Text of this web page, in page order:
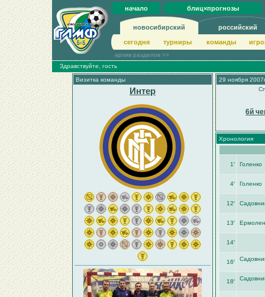
начало блиц×прогнозы
новосибирский российский
сегодня турниры команды
архив разделов >>
Здравствуйте, гость
Визитка команды
Интер
29 ноября
6й
Хронология
1′ Голенко
4′ Голенко
12′
13′
14′
16′
18′